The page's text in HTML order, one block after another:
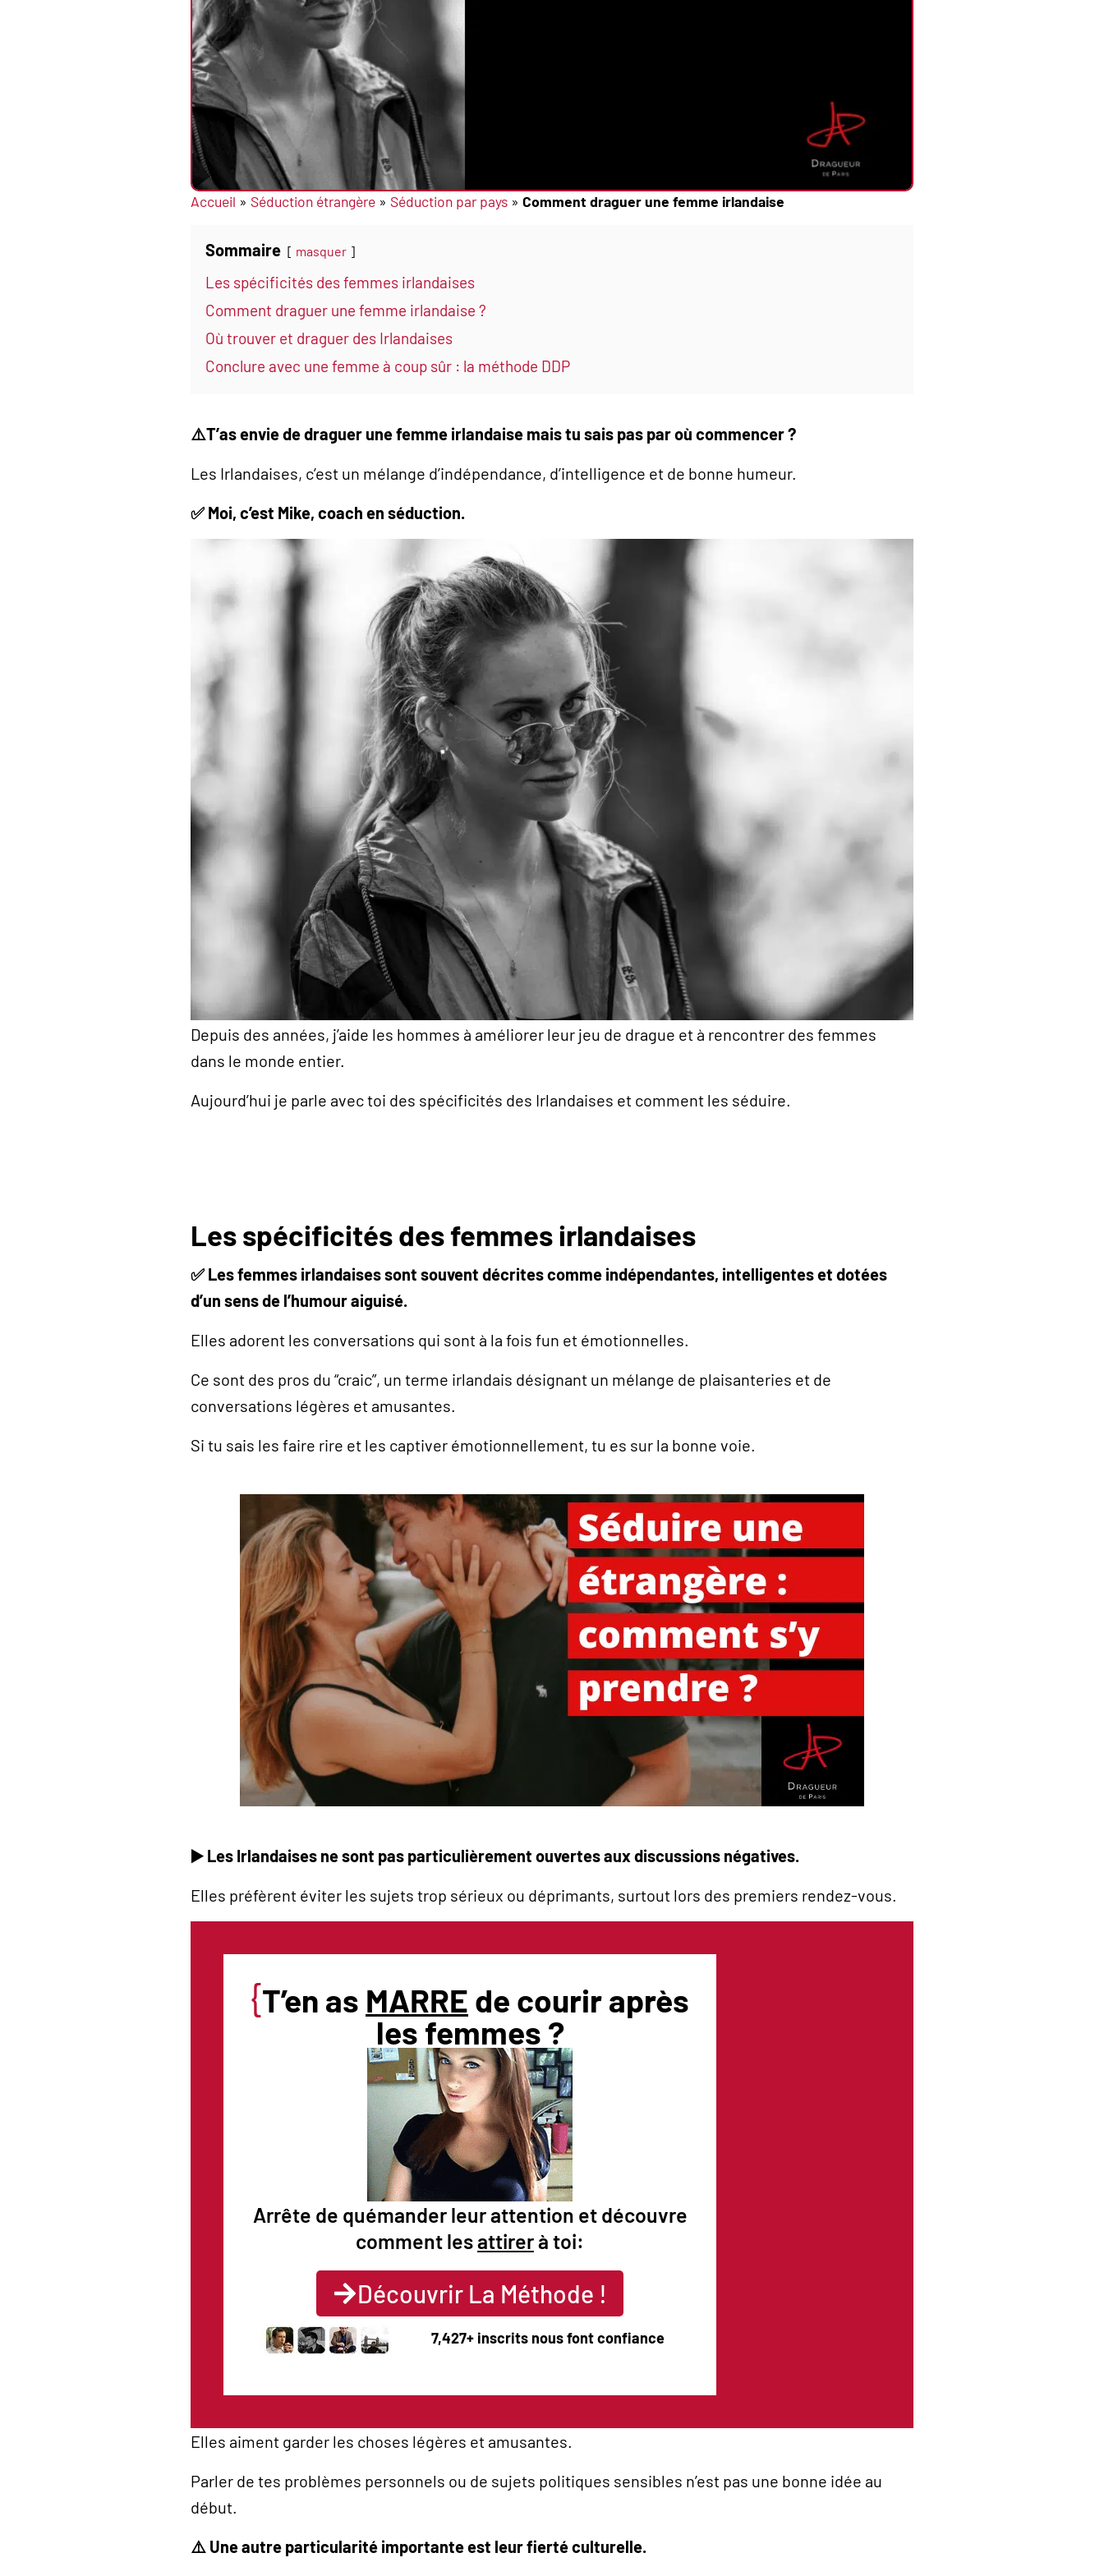
Accueil » Séduction étrangère » Séduction par pays » Comment draguer une femme irlandaise
Sommaire masquer
Les spécificités des femmes irlandaises
Comment draguer une femme irlandaise ?
Où trouver et draguer des Irlandaises
Conclure avec une femme à coup sûr : la méthode DDP
⚠️T’as envie de draguer une femme irlandaise mais tu sais pas par où commencer ?
Les Irlandaises, c’est un mélange d’indépendance, d’intelligence et de bonne humeur.
✅ Moi, c’est Mike, coach en séduction.
Depuis des années, j’aide les hommes à améliorer leur jeu de drague et à rencontrer des femmes
dans le monde entier.
Aujourd’hui je parle avec toi des spécificités des Irlandaises et comment les séduire.
Les spécificités des femmes irlandaises
✅ Les femmes irlandaises sont souvent décrites comme indépendantes, intelligentes et dotées
d’un sens de l’humour aiguisé.
Elles adorent les conversations qui sont à la fois fun et émotionnelles.
Ce sont des pros du “craic”, un terme irlandais désignant un mélange de plaisanteries et de
conversations légères et amusantes.
Si tu sais les faire rire et les captiver émotionnellement, tu es sur la bonne voie.
▶️ Les Irlandaises ne sont pas particulièrement ouvertes aux discussions négatives.
Elles préfèrent éviter les sujets trop sérieux ou déprimants, surtout lors des premiers rendez-vous.
{T’en as MARRE de courir après
les femmes ?
Arrête de quémander leur attention et découvre
comment lesattirerà toi:
Découvrir La Méthode !
7,427+ inscrits nous font confiance
Elles aiment garder les choses légères et amusantes.
Parler de tes problèmes personnels ou de sujets politiques sensibles n’est pas une bonne idée au
début.
⚠️ Une autre particularité importante est leur fierté culturelle.